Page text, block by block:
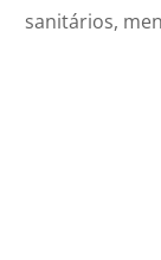
sanitários,